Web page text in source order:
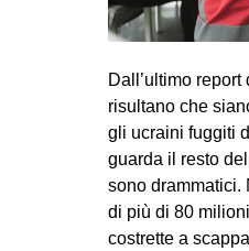
Dall’ultimo report
risultano che
gli ucraini fuggiti
guarda il resto
sono drammatici.
di più di 80
costrette a